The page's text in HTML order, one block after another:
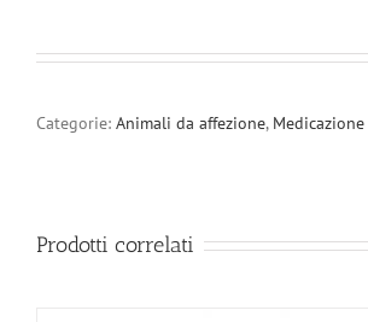
Categorie: Animali da affezione, Medicazione
Prodotti correlati